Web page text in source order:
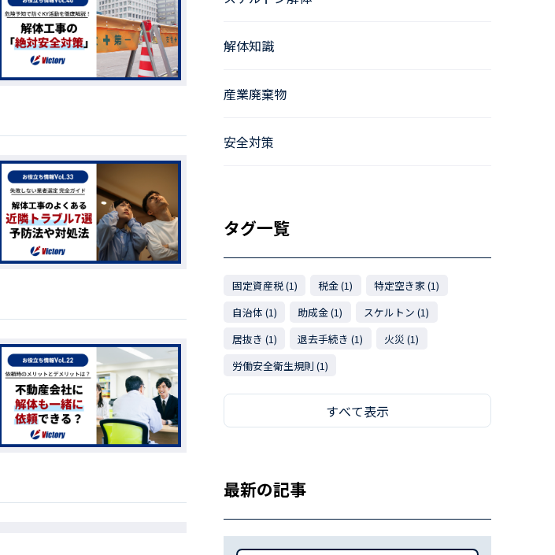
解体知識
産業廃棄物
安全対策
タグ一覧
固定資産税 (1) 税金 (1)
特定空き家 (1)
自治体 (1)
助成金 (1)
スケルトン (1)
居抜き (1)
退去手続き (1)
火災 (1)
労働安全衛生規則 (1)
すべて表示
最新の記事